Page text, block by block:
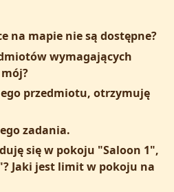
na mapie nie są dostępne?
wymagających
przedmiotu, otrzymuję
zadania.
się w pokoju "Saloon 1",
Jaki jest limit w pokoju na